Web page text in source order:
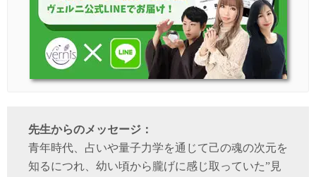
先生からのメッセージ：
青年時代、占いや量子力学を通じて己の魂の次元を
知るにつれ、幼い頃から朧げに感じ取っていた”見